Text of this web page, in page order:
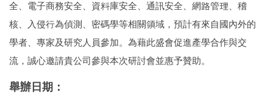
全、電子商務安全、資料庫安全、通訊安全、網路管理、稽
核、入侵行為偵測、密碼學等相關領域，預計有來自國內外的
學者、專家及研究人員參加。為藉此盛會促進產學合作與交
流，誠心邀請貴公司參與本次研討會並惠予贊助。
舉辦日期：